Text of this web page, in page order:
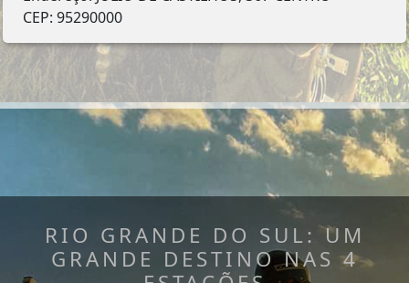
CEP: 95290000
RIO GRANDE DO SUL: UM
GRANDE DESTINO NAS 4